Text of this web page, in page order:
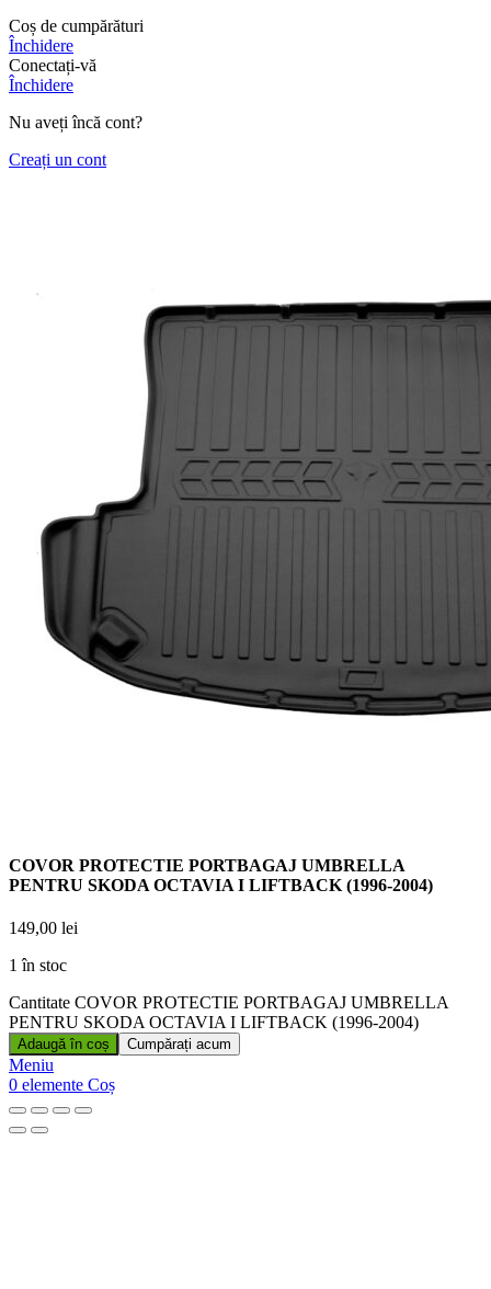
Coș de cumpărături
Închidere
Conectați-vă
Închidere
Nu aveți încă cont?
Creați un cont
COVOR PROTECTIE PORTBAGAJ UMBRELLA
PENTRU SKODA OCTAVIA I LIFTBACK (1996-2004)
149,00 lei
1 în stoc
Cantitate COVOR PROTECTIE PORTBAGAJ UMBRELLA
PENTRU SKODA OCTAVIA I LIFTBACK (1996-2004)
Adaugă în coș Cumpărați acum
Meniu
0 elemente Coș